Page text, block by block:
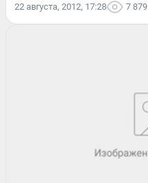
22 августа, 2012, 17:28 7 879